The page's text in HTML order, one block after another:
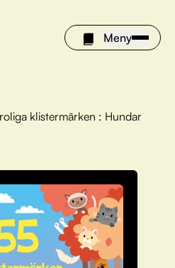
Meny
klistermärken : Hundar